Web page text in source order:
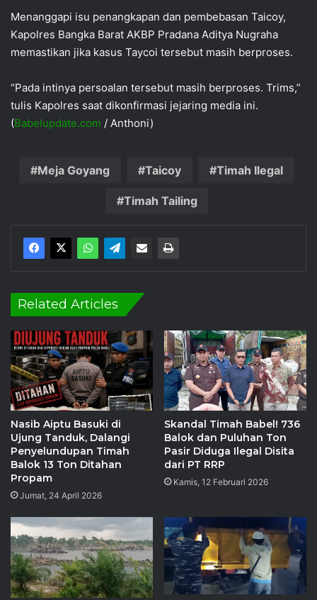
Menanggapi isu penangkapan dan pembebasan Taicoy,
Kapolres Bangka Barat AKBP Pradana Aditya Nugraha
memastikan jika kasus Taycoi tersebut masih berproses.
“Pada intinya persoalan tersebut masih berproses. Trims,”
tulis Kapolres saat dikonfirmasi jejaring media ini.
(Babelupdate.com / Anthoni)
Meja Goyang Taicoy Timah Ilegal
Timah Tailing
Related Articles
Nasib Aiptu Basuki di
Ujung Tanduk, Dalangi
Penyelundupan Timah
Balok 13 Ton Ditahan
Propam
Jumat, 24 April 2026
Skandal Timah Babel! 736
Balok dan Puluhan Ton
Pasir Diduga Ilegal Disita
dari PT RRP
Kamis, 12 Februari 2026